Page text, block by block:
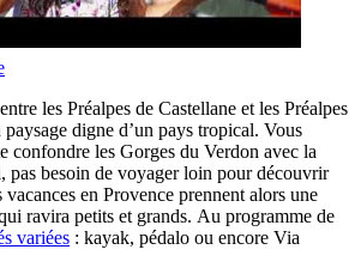
les Préalpes de Castellane et les Préalpes
digne d’un pays tropical. Vous
confondre les Gorges du Verdon avec la
pas besoin de voyager loin pour découvrir
en Provence prennent alors une
ravira petits et grands. Au programme de
variées : kayak, pédalo ou encore Via